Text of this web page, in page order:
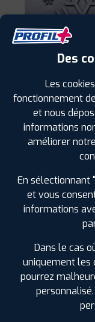
Est-ce un
Quand vous
des indications
verrez peut-
que vous avez
Souvent
Boue et neige)
gomme. Cela
De plus, le
signifie un pneu
Flake- que l'on
pics avec
que le pneu
Des
Les
fonctionnement
et nous
informations
améliorer
En sélectionnant
et vous
informations
Dans le cas
uniquement les
pourrez